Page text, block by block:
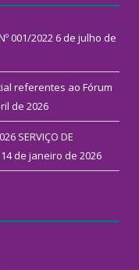
001/2022 6 de julho de
referentes ao Fórum
de 2026
SERVIÇO DE
14 de janeiro de 2026